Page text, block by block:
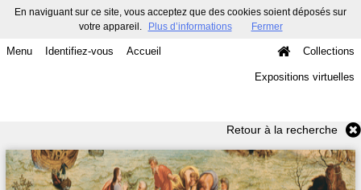
En naviguant sur ce site, vous acceptez que des cookies soient déposés sur
votre appareil.
Plus d’informations Fermer
Menu Identifiez-vous Accueil Collections
Expositions virtuelles
Retour à la recherche